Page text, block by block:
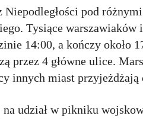
pod
Tysiące warszawiaków
14:00, a kończy około
przez 4 główne ulice.
innych miast
udział w pikniku